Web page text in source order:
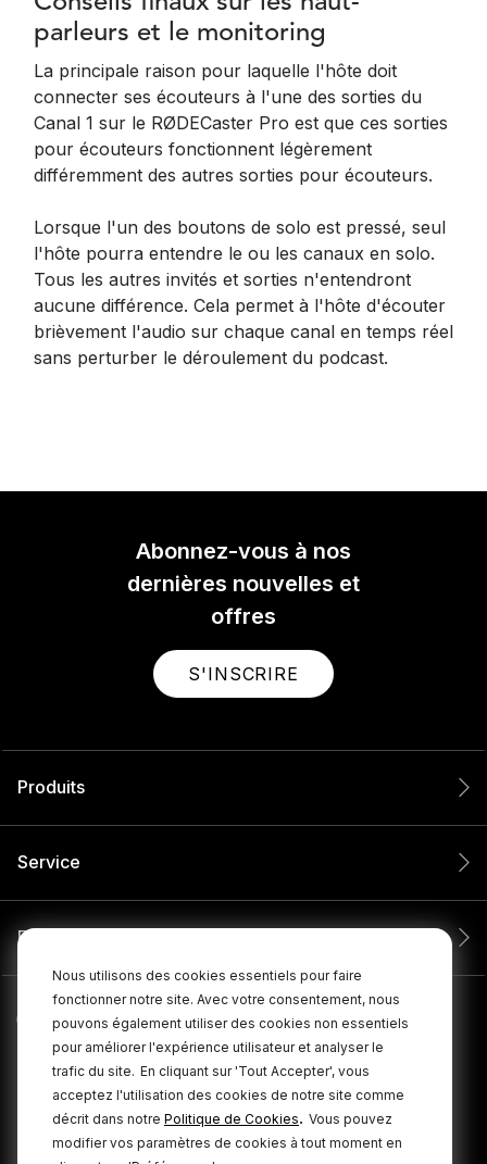
Nous utilisons des cookies essentiels pour faire
fonctionner notre site. Avec votre consentement, nous
pouvons également utiliser des cookies non essentiels
pour améliorer l'expérience utilisateur et analyser le
trafic du site. En cliquant sur 'Tout Accepter', vous
acceptez l'utilisation des cookies de notre site comme
décrit dans notre Politique de Cookies. Vous pouvez
modifier vos paramètres de cookies à tout moment en
parleurs et le monitoring
La principale raison pour laquelle l'hôte doit
connecter ses écouteurs à l'une des sorties du
Canal 1 sur le RØDECaster Pro est que ces sorties
pour écouteurs fonctionnent légèrement
différemment des autres sorties pour écouteurs.
Lorsque l'un des boutons de solo est pressé, seul
l'hôte pourra entendre le ou les canaux en solo.
Tous les autres invités et sorties n'entendront
aucune différence. Cela permet à l'hôte d'écouter
brièvement l'audio sur chaque canal en temps réel
sans perturber le déroulement du podcast.
Abonnez-vous à nos
dernières nouvelles et
offres
S'INSCRIRE
Produits
Service
Entreprise